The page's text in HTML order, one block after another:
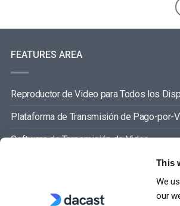
This
We
our
FEATURES AREA
Reproductor de Video para Todos los
Plataforma de Transmisión de Pago-por-
Software de Transmisión de Video